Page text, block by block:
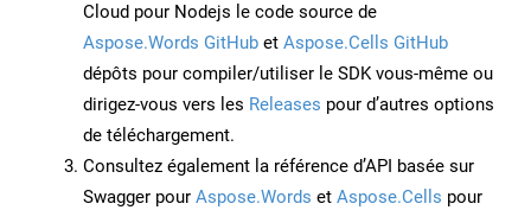
Cloud pour Nodejs le code source de
Aspose.Words GitHub et Aspose.Cells GitHub
dépôts pour compiler/utiliser le SDK vous-même ou
dirigez-vous vers les Releases pour d’autres options
de téléchargement.
Consultez également la référence d’API basée sur
Swagger pour Aspose.Words et Aspose.Cells pour